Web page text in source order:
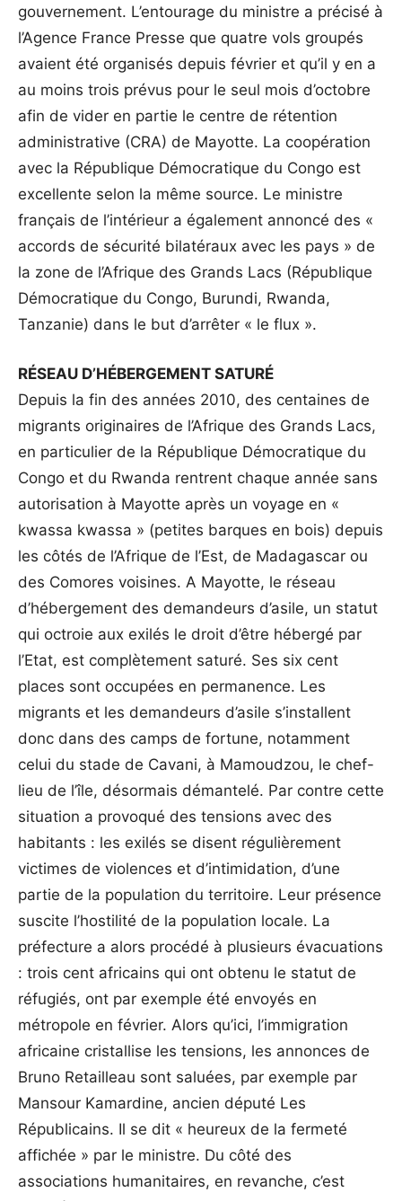
gouvernement. L’entourage du ministre a précisé à
l’Agence France Presse que quatre vols groupés
avaient été organisés depuis février et qu’il y en a
au moins trois prévus pour le seul mois d’octobre
afin de vider en partie le centre de rétention
administrative (CRA) de Mayotte. La coopération
avec la République Démocratique du Congo est
excellente selon la même source. Le ministre
français de l’intérieur a également annoncé des «
accords de sécurité bilatéraux avec les pays » de
la zone de l’Afrique des Grands Lacs (République
Démocratique du Congo, Burundi, Rwanda,
Tanzanie) dans le but d’arrêter « le flux ».
RÉSEAU D’HÉBERGEMENT SATURÉ
Depuis la fin des années 2010, des centaines de
migrants originaires de l’Afrique des Grands Lacs,
en particulier de la République Démocratique du
Congo et du Rwanda rentrent chaque année sans
autorisation à Mayotte après un voyage en «
kwassa kwassa » (petites barques en bois) depuis
les côtés de l’Afrique de l’Est, de Madagascar ou
des Comores voisines. A Mayotte, le réseau
d’hébergement des demandeurs d’asile, un statut
qui octroie aux exilés le droit d’être hébergé par
l’Etat, est complètement saturé. Ses six cent
places sont occupées en permanence. Les
migrants et les demandeurs d’asile s’installent
donc dans des camps de fortune, notamment
celui du stade de Cavani, à Mamoudzou, le chef-
lieu de l’île, désormais démantelé. Par contre cette
situation a provoqué des tensions avec des
habitants : les exilés se disent régulièrement
victimes de violences et d’intimidation, d’une
partie de la population du territoire. Leur présence
suscite l’hostilité de la population locale. La
préfecture a alors procédé à plusieurs évacuations
: trois cent africains qui ont obtenu le statut de
réfugiés, ont par exemple été envoyés en
métropole en février. Alors qu’ici, l’immigration
africaine cristallise les tensions, les annonces de
Bruno Retailleau sont saluées, par exemple par
Mansour Kamardine, ancien député Les
Républicains. Il se dit « heureux de la fermeté
affichée » par le ministre. Du côté des
associations humanitaires, en revanche, c’est